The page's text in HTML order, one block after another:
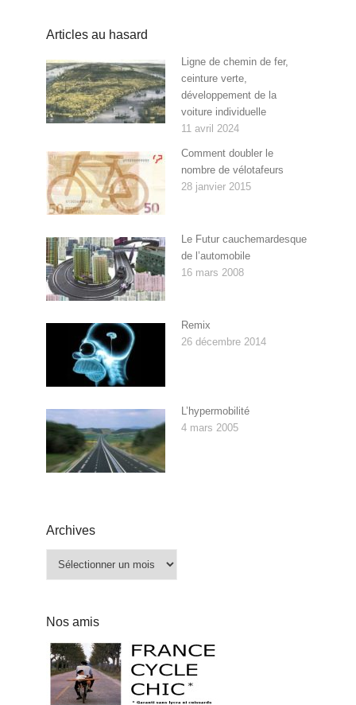
Articles au hasard
Ligne de chemin de fer,
ceinture verte,
développement de la
voiture individuelle
11 avril 2024
Comment doubler le
nombre de vélotafeurs
28 janvier 2015
Le Futur cauchemardesque
de l’automobile
16 mars 2008
Remix
26 décembre 2014
L’hypermobilité
4 mars 2005
Archives
Archives
Nos amis